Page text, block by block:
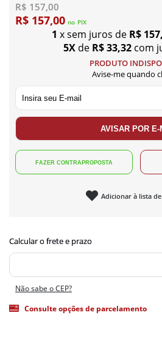
R$ 157,00
R$ 157,00 no PIX
1 x sem juros de R$
5Xde R$ 33,32 com
PRODUTO
Avise-me quando
Adicionar à lista
Não sabe o CEP?
Consulte opções de parcelamento